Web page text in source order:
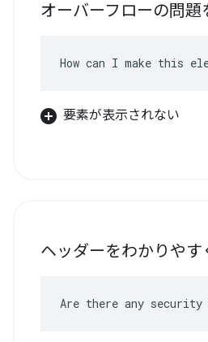
オーバーフローの問題
How can I make this
要素が表示されない
ヘッダーをわかりやす
Are there any security